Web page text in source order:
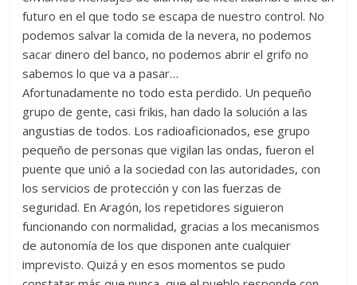
futuro en el que todo se escapa de nuestro control. No
podemos salvar la comida de la nevera, no podemos
sacar dinero del banco, no podemos abrir el grifo no
sabemos lo que va a pasar…
Afortunadamente no todo esta perdido. Un pequeño
grupo de gente, casi frikis, han dado la solución a las
angustias de todos. Los radioaficionados, ese grupo
pequeño de personas que vigilan las ondas, fueron el
puente que unió a la sociedad con las autoridades, con
los servicios de protección y con las fuerzas de
seguridad. En Aragón, los repetidores siguieron
funcionando con normalidad, gracias a los mecanismos
de autonomía de los que disponen ante cualquier
imprevisto. Quizá y en esos momentos se pudo